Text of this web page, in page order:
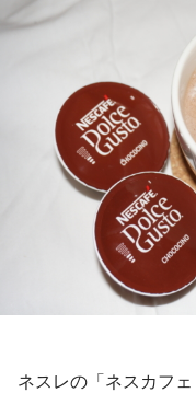
ネスレの「ネスカフ